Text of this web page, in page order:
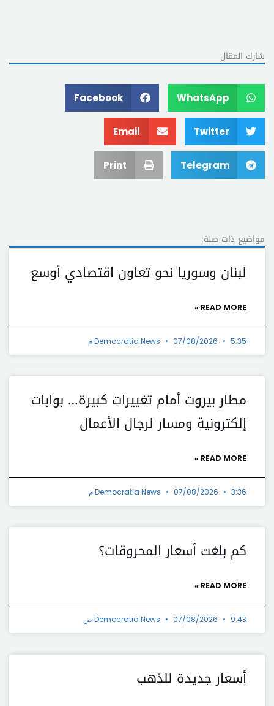
شارك المقال
WhatsApp
Facebook
Twitter
Email
Telegram
Print
مواضيع ذات صلة:
لبنان وسوريا نحو تعاون اقتصادي أوسع
READ MORE »
Democratia News 07/08/2026 5:35 م
مطار بيروت أمام تغييرات كبيرة… بوابات
إلكترونية ومسار لرجال الأعمال
READ MORE »
Democratia News 07/08/2026 3:36 م
كم بلغت أسعار المحروقات؟
READ MORE »
Democratia News 07/08/2026 9:43 ص
أسعار جديدة للذهب